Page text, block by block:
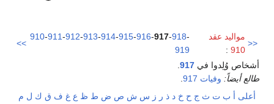
<<
مواليد عقد
910
:
910-911-912-913-914-915-916-917-918-
919
>>
أشخاص وُلِدوا في 917
طالع أيضاً: وفيات 917
أعلى أ ب ت ث ج ح خ د ذ ر ز س ش ص ض ط ظ ع غ ف ق ك ل م